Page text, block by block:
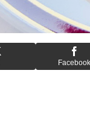
Facebook